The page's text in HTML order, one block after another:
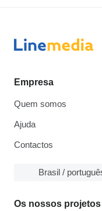
Empresa
Quem somos
Ajuda
Contactos
Brasil /
Os nossos projetos